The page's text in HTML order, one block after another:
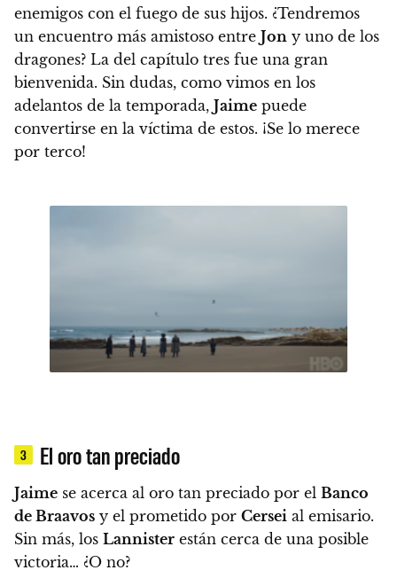
enemigos con el fuego de sus hijos. ¿Tendremos
un encuentro más amistoso entre Jon y uno de los
dragones? La del capítulo tres fue una gran
bienvenida. Sin dudas, como vimos en los
adelantos de la temporada, Jaime puede
convertirse en la víctima de estos. ¡Se lo merece
por terco!
3 El oro tan preciado
Jaime se acerca al oro tan preciado por el Banco
de Braavos y el prometido por Cersei al emisario.
Sin más, los Lannister están cerca de una posible
victoria… ¿O no?